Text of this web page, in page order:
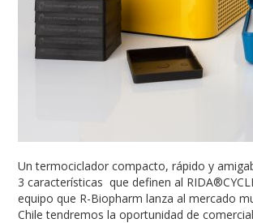
Un termociclador compacto, rápido y
3 características que definen al
equipo que R-Biopharm lanza al mercado
Chile tendremos la oportunidad de